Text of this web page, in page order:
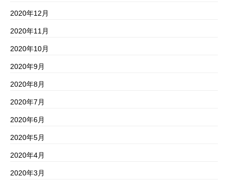
2020年12月
2020年11月
2020年10月
2020年9月
2020年8月
2020年7月
2020年6月
2020年5月
2020年4月
2020年3月